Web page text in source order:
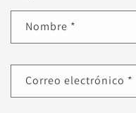
Nombre *
Correo electrónico *